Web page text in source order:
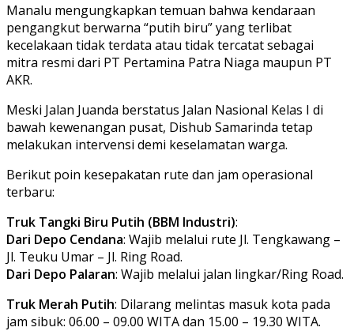
Manalu mengungkapkan temuan bahwa kendaraan
pengangkut berwarna “putih biru” yang terlibat
kecelakaan tidak terdata atau tidak tercatat sebagai
mitra resmi dari PT Pertamina Patra Niaga maupun PT
AKR.
​Meski Jalan Juanda berstatus Jalan Nasional Kelas I di
bawah kewenangan pusat, Dishub Samarinda tetap
melakukan intervensi demi keselamatan warga.
Berikut poin kesepakatan rute dan jam operasional
terbaru:
​Truk Tangki Biru Putih (BBM Industri):
​Dari Depo Cendana: Wajib melalui rute Jl. Tengkawang –
Jl. Teuku Umar – Jl. Ring Road.
​Dari Depo Palaran: Wajib melalui jalan lingkar/Ring Road.
​Truk Merah Putih: Dilarang melintas masuk kota pada
jam sibuk: 06.00 – 09.00 WITA dan 15.00 – 19.30 WITA.